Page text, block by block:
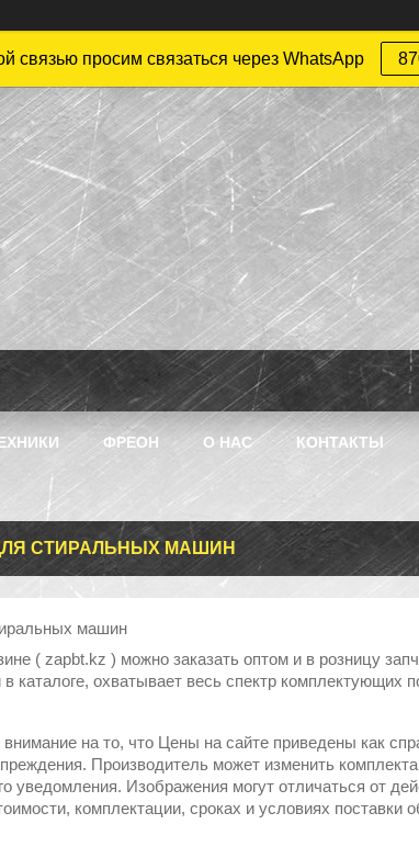
связью просим связаться через WhatsApp
ФРЕОН О НАС КОНТАКТЫ
СТИРАЛЬНЫХ МАШИН
машин
( zapbt.kz ) можно заказать оптом и в розницу
каталоге, охватывает весь спектр комплектующих
на то, что Цены на сайте приведены как
Производитель может изменить
уведомления. Изображения могут отличаться от
комплектации, сроках и условиях поставки